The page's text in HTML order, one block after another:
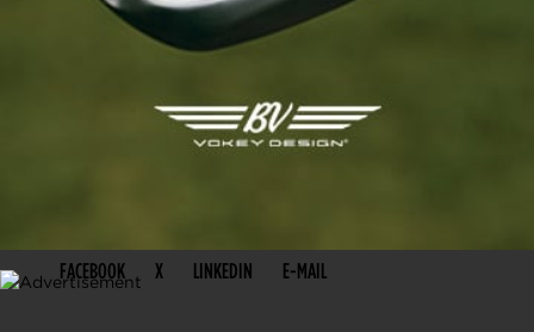
FACEBOOK X LINKEDIN E-MAIL